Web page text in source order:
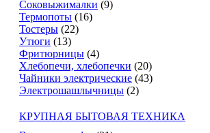
Соковыжималки (9)
Термопоты (16)
Тостеры (22)
Утюги (13)
Фритюрницы (4)
Хлебопечи, хлебопечки (20)
Чайники электрические (43)
Электрошашлычницы (2)
КРУПНАЯ БЫТОВАЯ ТЕХНИКА